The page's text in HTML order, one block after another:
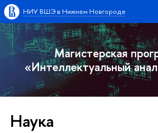
НИУ ВШЭ в Нижнем Новгороде
Магистерская
«Интеллектуальный
Наука